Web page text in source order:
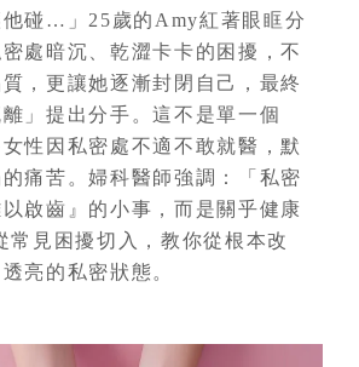
他碰…」25歲的Amy紅著眼眶分
處暗沉、乾澀卡卡的困擾，不
，更讓她逐漸封閉自己，最終
」提出分手。這不是單一個
性因私密處不適不敢就醫，默
痛苦。婦科醫師強調：「私密
啟齒』的小事，而是關乎健康
常見困擾切入，教你從根本改
亮的私密狀態。